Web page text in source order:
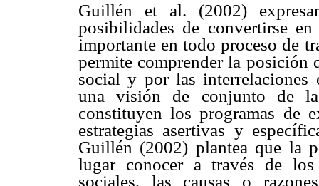
Guillén et al. (2002)
posibilidades de convertirse
importante en todo proceso de
permite comprender la posición
social y por las interrelaciones
una visión de conjunto de la
constituyen los programas de
estrategias asertivas y
Guillén (2002) plantea que la
lugar conocer a través de
sociales, las causas o